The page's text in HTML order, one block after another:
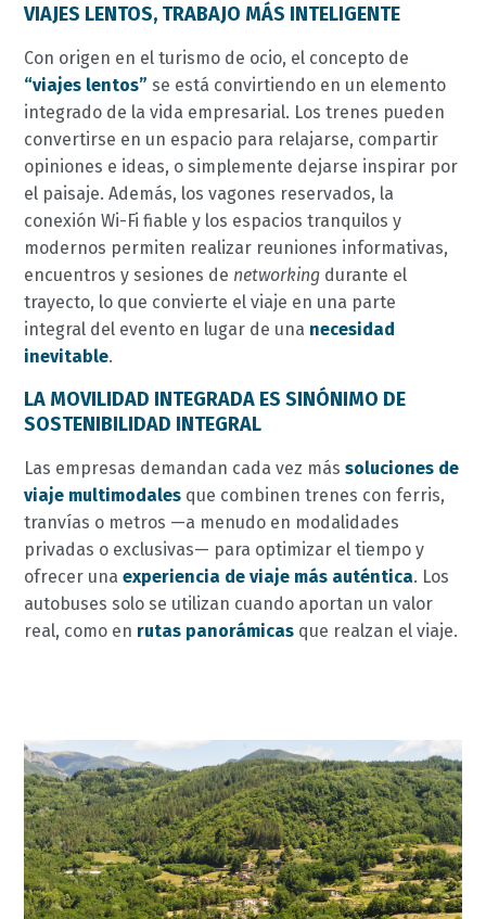
VIAJES LENTOS, TRABAJO MÁS INTELIGENTE
Con origen en el turismo de ocio, el concepto de
“viajes lentos” se está convirtiendo en un elemento
integrado de la vida empresarial. Los trenes pueden
convertirse en un espacio para relajarse, compartir
opiniones e ideas, o simplemente dejarse inspirar por
el paisaje. Además, los vagones reservados, la
conexión Wi-Fi fiable y los espacios tranquilos y
modernos permiten realizar reuniones informativas,
encuentros y sesiones de networking durante el
trayecto, lo que convierte el viaje en una parte
integral del evento en lugar de una necesidad
inevitable.
LA MOVILIDAD INTEGRADA ES SINÓNIMO DE
SOSTENIBILIDAD INTEGRAL
Las empresas demandan cada vez mássoluciones de
viaje multimodales que combinen trenes con ferris,
tranvías o metros —a menudo en modalidades
privadas o exclusivas— para optimizar el tiempo y
ofrecer unaexperiencia de viaje más auténtica. Los
autobuses solo se utilizan cuando aportan un valor
real, como en rutas panorámicas que realzan el viaje.